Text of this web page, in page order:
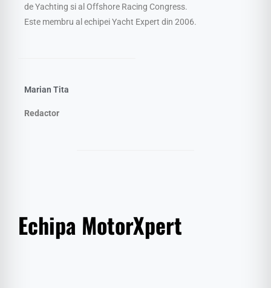
de Yachting si al Offshore Racing Congress.
Este membru al echipei Yacht Expert din 2006.
Marian Tita
Redactor
Echipa MotorXpert